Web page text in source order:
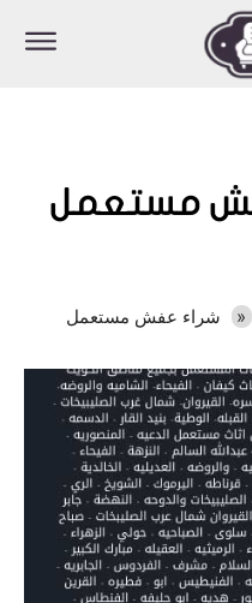
مستعمل
شراء عفش مستعمل